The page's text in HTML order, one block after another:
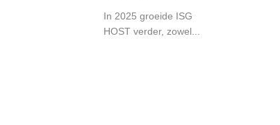
In 2025 groeide ISG
HOST verder, zowel...